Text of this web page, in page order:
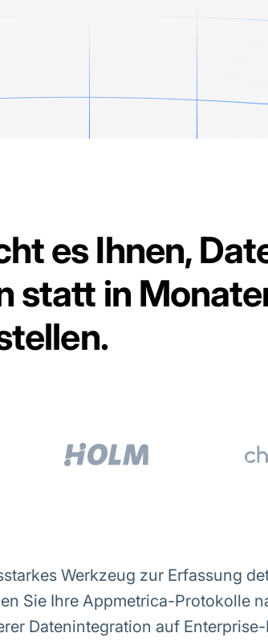
es Ihnen,
statt in
Werkzeug zur Erfassung
Sie Ihre Appmetrica-Protokolle
Datenintegration auf